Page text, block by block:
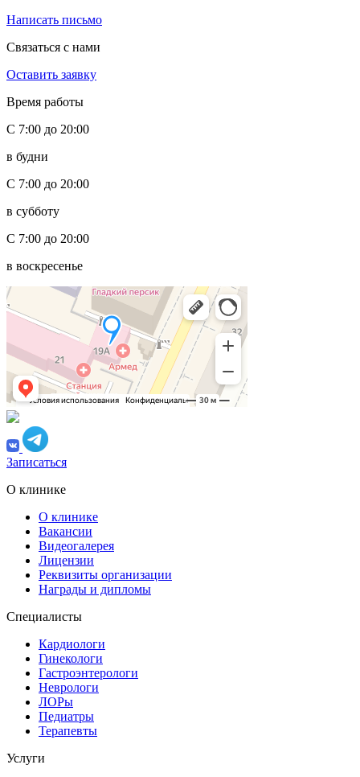
Написать письмо
Связаться с нами
Оставить заявку
Время работы
С 7:00 до 20:00
в будни
С 7:00 до 20:00
в субботу
С 7:00 до 20:00
в воскресенье
Записаться
О клинике
О клинике
Вакансии
Видеогалерея
Лицензии
Реквизиты организации
Награды и дипломы
Специалисты
Кардиологи
Гинекологи
Гастроэнтерологи
Неврологи
ЛОРы
Педиатры
Терапевты
Услуги